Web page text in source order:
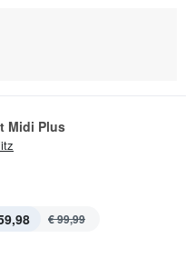
Midi Plus
€ 99,99